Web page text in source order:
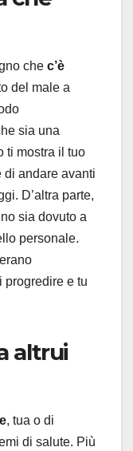
che c’è
del male a
sia una
ti mostra il tuo
di andare avanti
D’altra parte,
sia dovuto a
personale.
progredire e tu
altrui
, tua o di
di salute. Più